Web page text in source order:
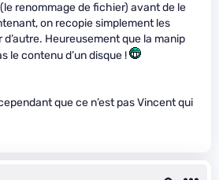
renommage de fichier) avant de le
on recopie simplement les
d’autre. Heureusement que la manip
le contenu d’un disque !
que ce n’est pas Vincent qui